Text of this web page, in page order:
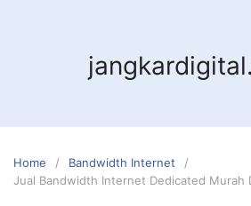
Home
Bandwidth Internet
Jual Bandwidth Internet Dedicated Murah